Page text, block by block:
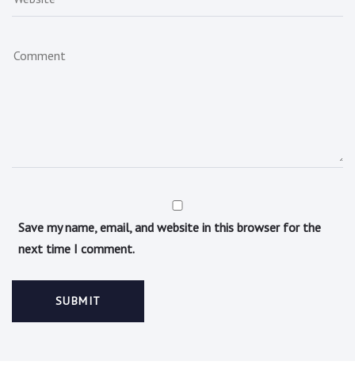
Save my name, email, and website in this browser for the
next time I comment.